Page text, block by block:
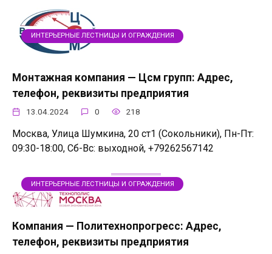
ИНТЕРЬЕРНЫЕ ЛЕСТНИЦЫ И ОГРАЖДЕНИЯ
Монтажная компания — Цсм групп: Адрес,
телефон, реквизиты предприятия
13.04.2024 0 218
Москва, Улица Шумкина, 20 ст1 (Сокольники), Пн-Пт:
09:30-18:00, Сб-Вс: выходной, +79262567142
ИНТЕРЬЕРНЫЕ ЛЕСТНИЦЫ И ОГРАЖДЕНИЯ
Компания — Политехнопрогресс: Адрес,
телефон, реквизиты предприятия